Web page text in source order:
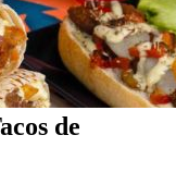
de